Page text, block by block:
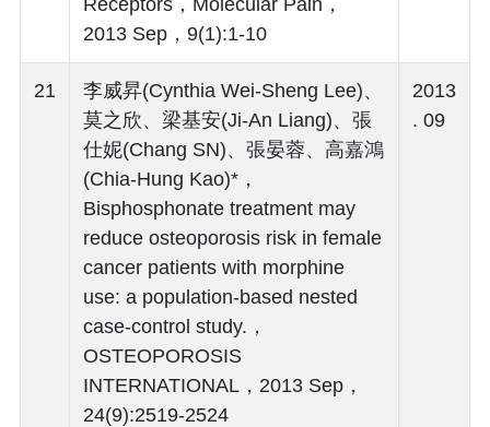
2013 Sep，9(1):1-10
21
李威昇(Cynthia Wei-Sheng Lee)、
莫之欣、梁基安(Ji-An Liang)、張
仕妮(Chang SN)、張晏蓉、高嘉鴻
(Chia-Hung Kao)*，
Bisphosphonate treatment may
reduce osteoporosis risk in female
cancer patients with morphine
use: a population-based nested
case-control study.，
OSTEOPOROSIS
INTERNATIONAL，2013 Sep，
24(9):2519-2524
2013
. 09